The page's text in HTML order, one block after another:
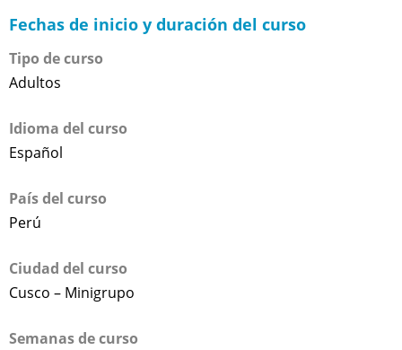
Fechas de inicio y duración del curso
Tipo de curso
Adultos
Idioma del curso
Español
País del curso
Perú
Ciudad del curso
Cusco – Minigrupo
Semanas de curso